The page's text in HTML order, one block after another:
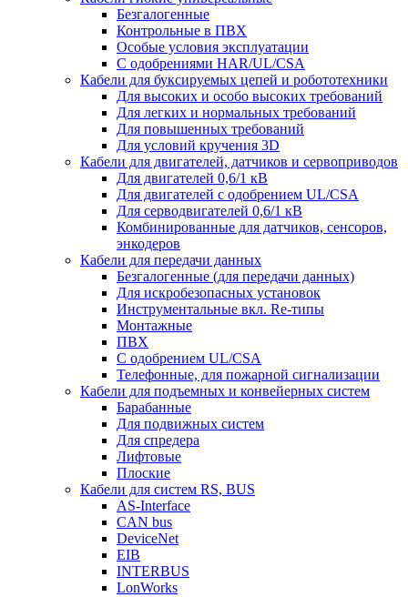
Безгалогенные
Контрольные в ПВХ
Особые условия эксплуатации
С одобрениями HAR/UL/CSA
Кабели для буксируемых цепей и робототехники
Для высоких и особо высоких требований
Для легких и нормальных требований
Для повышенных требований
Для условий кручения 3D
Кабели для двигателей, датчиков и сервоприводов
Для двигателей 0,6/1 кВ
Для двигателей с одобрением UL/CSA
Для серводвигателей 0,6/1 кВ
Комбинированные для датчиков, cенсоров,
энкодеров
Кабели для передачи данных
Безгалогенные (для передачи данных)
Для искробезопасных установок
Инструментальные вкл. Re-типы
Монтажные
ПВХ
С одобрением UL/CSA
Телефонные, для пожарной сигнализации
Кабели для подъемных и конвейерных систем
Барабанные
Для подвижных систем
Для спредера
Лифтовые
Плоские
Кабели для систем RS, BUS
AS-Interface
CAN bus
DeviceNet
EIB
INTERBUS
LonWorks